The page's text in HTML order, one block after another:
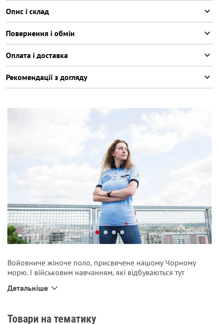
Опис і склад
Повернення і обмін
Оплата і доставка
Рекомендації з догляду
Войовниче жіноче поло, присвячене нашому Чорному
морю. І військовим навчанням, які відбуваються тут
флагман українського флоту — фрегат «Гетьман
легше бити».
Детальніше
Товари на тематику